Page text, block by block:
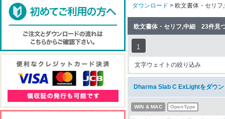
ダウンロード > 欧文書体・セリフ
欧文書体・セリフ,中細 23件見
1
文字ウェイトの絞り込み
Dharma Slab C ExLightをダウン
WIN & MAC OpenType